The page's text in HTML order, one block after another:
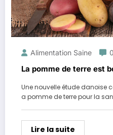
Alimentation Saine
La pomme de terre est
Une nouvelle étude danoise
a pomme de terre pour la
Lire la suite